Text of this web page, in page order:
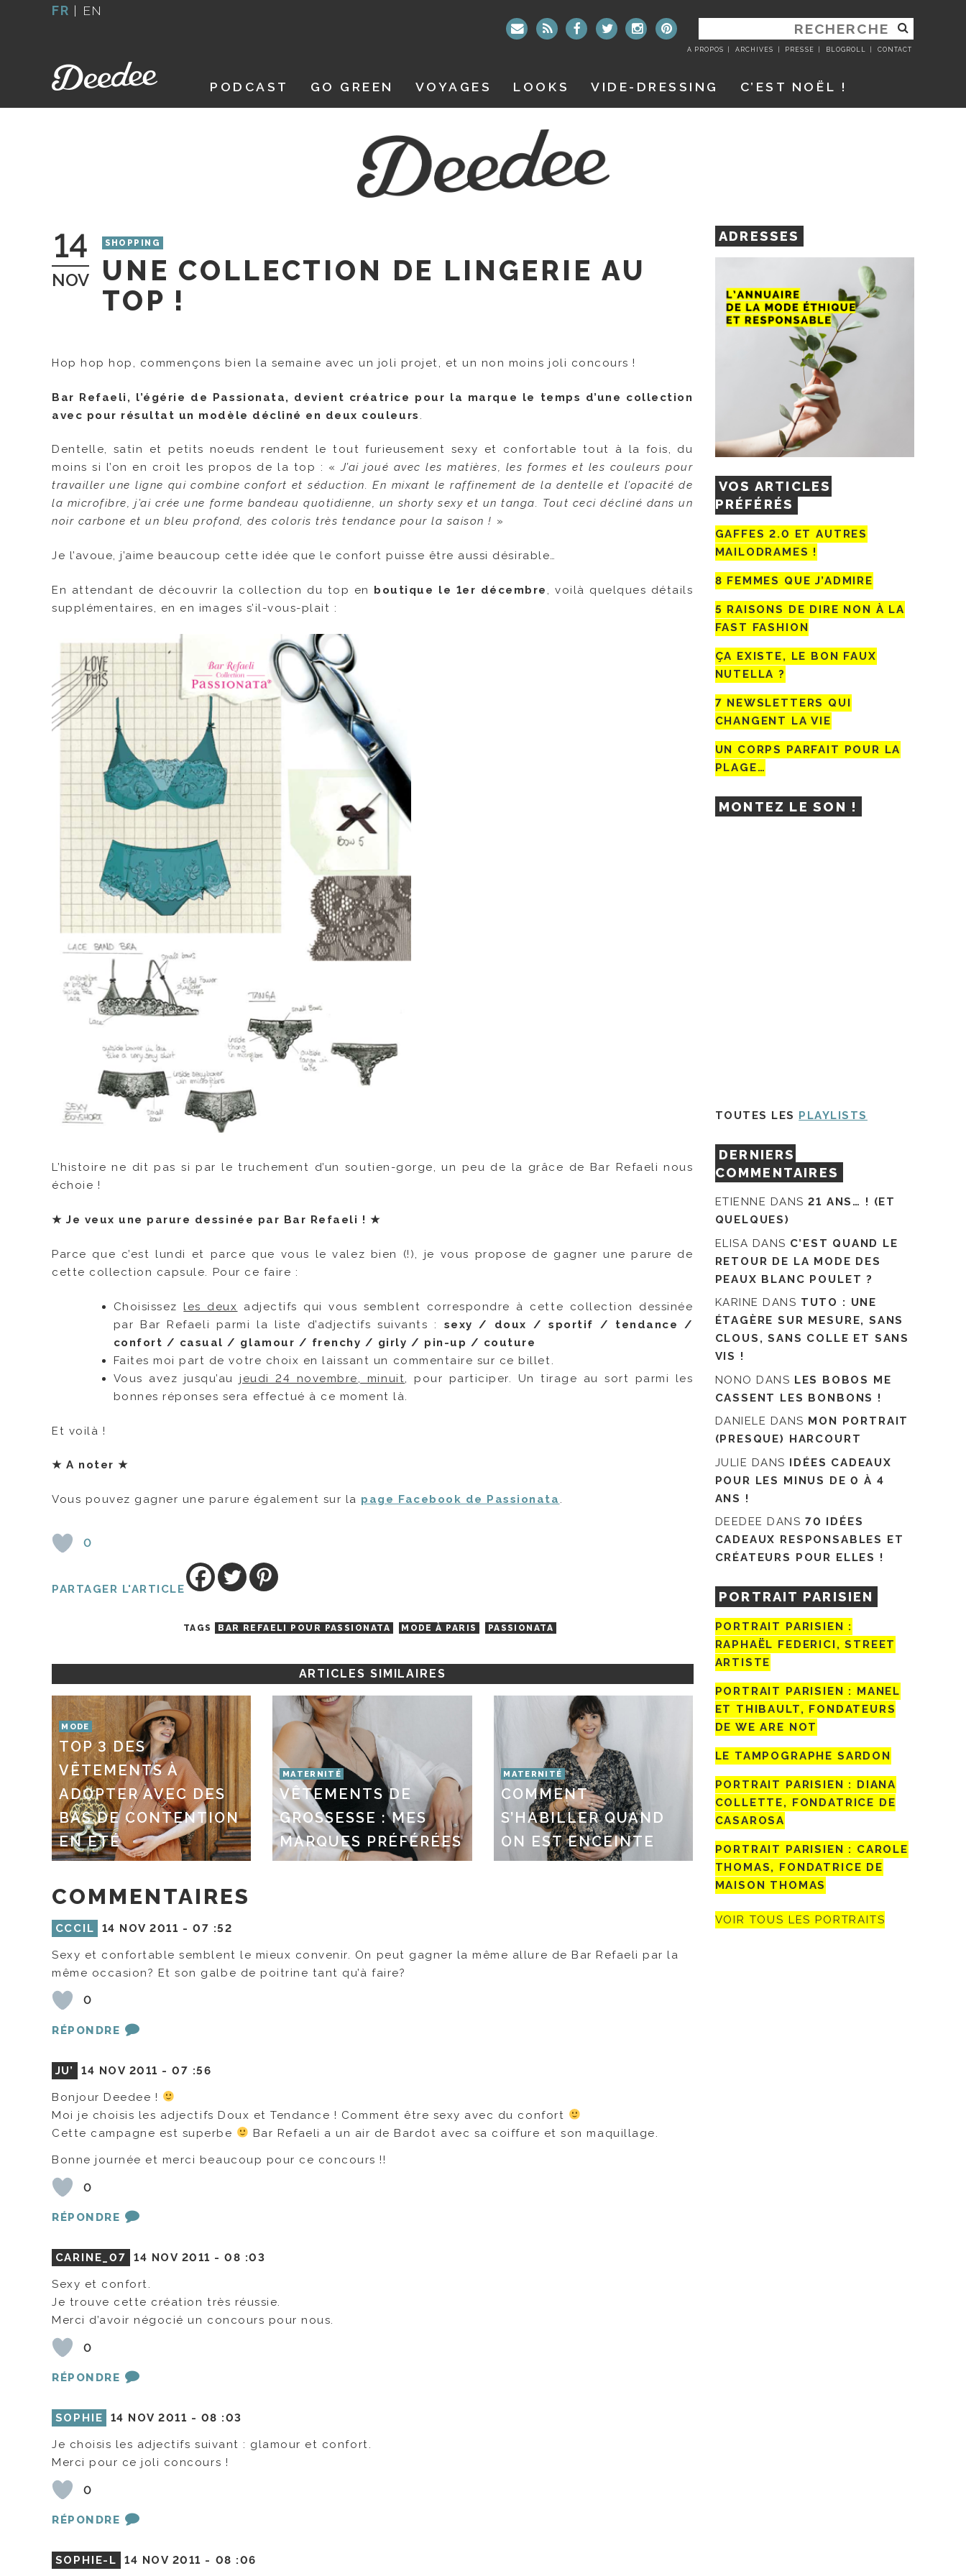
FR | EN
RECHERCHER
:
A PROPOS ARCHIVES PRESSE BLOGROLL CONTACT
PODCAST GO GREEN VOYAGES LOOKS VIDE-DRESSING C’EST NOËL !
14
NOV
SHOPPING
UNE COLLECTION DE LINGERIE AU
TOP !
Hop hop hop, commençons bien la semaine avec un joli projet, et un non moins joli concours !
Bar Refaeli, l’égérie de Passionata, devient créatrice pour la marque le temps d’une collection
avec pour résultat un modèle décliné en deux couleurs .
Dentelle, satin et petits noeuds rendent le tout furieusement sexy et confortable tout à la fois, du
moins si l’on en croit les propos de la top : «J’ai joué avec les matières, les formes et les couleurs pour
travailler une ligne qui combine confort et séduction. En mixant le raffinement de la dentelle et l’opacité de
la microfibre, j’ai crée une forme bandeau quotidienne, un shorty sexy et un tanga. Tout ceci décliné dans un
noir carbone et un bleu profond, des coloris très tendance pour la saison ! »
Je l’avoue, j’aime beaucoup cette idée que le confort puisse être aussi désirable…
En attendant de découvrir la collection du top en boutique le 1er décembre , voilà quelques détails
supplémentaires, en en images s’il-vous-plait :
L’histoire ne dit pas si par le truchement d’un soutien-gorge, un peu de la grâce de Bar Refaeli nous
échoie !
★Je veux une parure dessinée par Bar Refaeli ! ★
Parce que c’est lundi et parce que vous le valez bien (!), je vous propose de gagner une parure de
cette collection capsule. Pour ce faire :
Choisissez les deux adjectifs qui vous semblent correspondre à cette collection dessinée
par Bar Refaeli parmi la liste d’adjectifs suivants :
sexy / doux / sportif / tendance /
confort / casual / glamour / frenchy / girly / pin-up / couture
Faites moi part de votre choix en laissant un commentaire sur ce billet.
Vous avez jusqu’au jeudi 24 novembre, minuit, pour participer. Un tirage au sort parmi les
bonnes réponses sera effectué à ce moment là.
Et voilà !
★A noter★
Vous pouvez gagner une parure également sur la page Facebook de Passionata .
0
PARTAGER L'ARTICLE
TAGS BAR REFAELI POUR PASSIONATA MODE À PARIS PASSIONATA
ARTICLES SIMILAIRES
MODE
TOP 3 DES
VÊTEMENTS À
ADOPTER AVEC DES
BAS DE CONTENTION
EN ÉTÉ
MATERNITÉ
VÊTEMENTS DE
GROSSESSE : MES
MARQUES PRÉFÉRÉES
MATERNITÉ
COMMENT
S’HABILLER QUAND
ON EST ENCEINTE
COMMENTAIRES
CCCIL 14 NOV 2011 -07 :52
Sexy et confortable semblent le mieux convenir. On peut gagner la même allure de Bar Refaeli par la
même occasion? Et son galbe de poitrine tant qu’à faire?
0
RÉPONDRE
JU’ 14 NOV 2011 -07 :56
Bonjour Deedee !
Moi je choisis les adjectifs Doux et Tendance ! Comment être sexy avec du confort
Cette campagne est superbe
Bar Refaeli a un air de Bardot avec sa coiffure et son maquillage.
Bonne journée et merci beaucoup pour ce concours !!
0
RÉPONDRE
CARINE_07 14 NOV 2011 -08 :03
Sexy et confort.
Je trouve cette création très réussie.
Merci d’avoir négocié un concours pour nous.
0
RÉPONDRE
SOPHIE 14 NOV 2011 - 08 :03
Je choisis les adjectifs suivant : glamour et confort.
Merci pour ce joli concours !
0
RÉPONDRE
SOPHIE-L 14 NOV 2011 - 08 :06
ADRESSES
VOS ARTICLES
PRÉFÉRÉS
GAFFES 2.0 ET AUTRES
MAILODRAMES !
8 FEMMES QUE J’ADMIRE
5 RAISONS DE DIRE NON À LA
FAST FASHION
ÇA EXISTE, LE BON FAUX
NUTELLA ?
7 NEWSLETTERS QUI
CHANGENT LA VIE
UN CORPS PARFAIT POUR LA
PLAGE…
MONTEZ LE SON !
TOUTES LES PLAYLISTS
DERNIERS
COMMENTAIRES
ETIENNE DANS21 ANS… ! (ET
QUELQUES)
ELISA DANS C’EST QUAND LE
RETOUR DE LA MODE DES
PEAUX BLANC POULET ?
KARINE DANS TUTO : UNE
ÉTAGÈRE SUR MESURE, SANS
CLOUS, SANS COLLE ET SANS
VIS !
NONO DANS LES BOBOS ME
CASSENT LES BONBONS !
DANIELE DANS MON PORTRAIT
(PRESQUE) HARCOURT
JULIE DANS IDÉES CADEAUX
POUR LES MINUS DE 0 À 4
ANS !
DEEDEE DANS 70 IDÉES
CADEAUX RESPONSABLES ET
CRÉATEURS POUR ELLES !
PORTRAIT PARISIEN
PORTRAIT PARISIEN :
RAPHAËL FEDERICI, STREET
ARTISTE
PORTRAIT PARISIEN : MANEL
ET THIBAULT, FONDATEURS
DE WE ARE NOT
LE TAMPOGRAPHE SARDON
PORTRAIT PARISIEN : DIANA
COLLETTE, FONDATRICE DE
CASAROSA
PORTRAIT PARISIEN : CAROLE
THOMAS, FONDATRICE DE
MAISON THOMAS
VOIR TOUS LES PORTRAITS